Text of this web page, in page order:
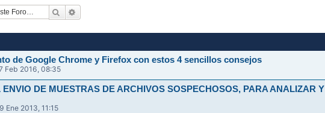
Buscar
de Google Chrome y Firefox con estos 4 sencillos consejos
Feb 2016, 08:35
ENVIO DE MUESTRAS DE ARCHIVOS SOSPECHOSOS, PARA ANALIZAR Y
Ene 2013, 11:15